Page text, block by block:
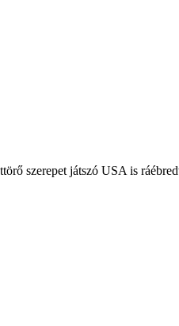
szerepet játszó USA is